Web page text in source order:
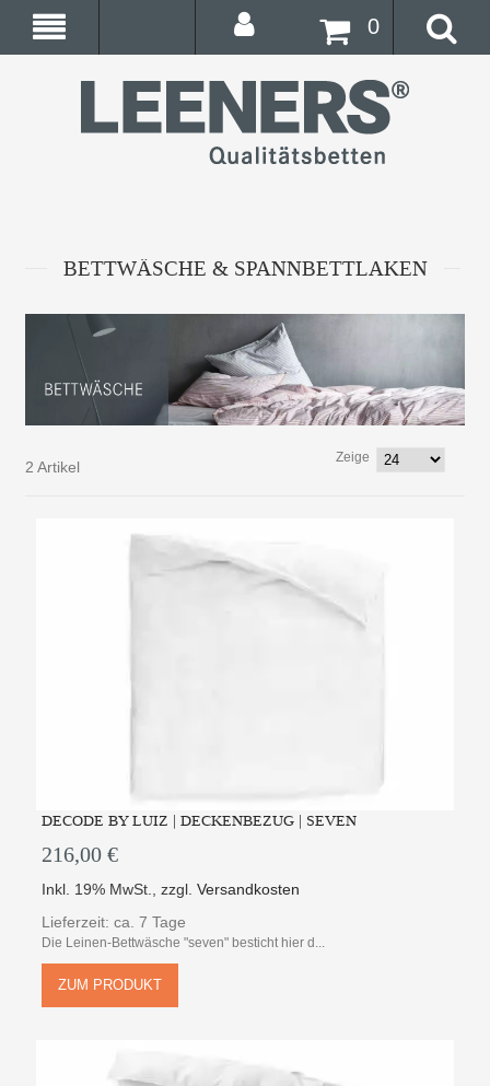
0
BETTWÄSCHE & SPANNBETTLAKEN
2 Artikel
Zeige
DECODE BY LUIZ | DECKENBEZUG | SEVEN
216,00 €
Inkl. 19% MwSt. ,zzgl.Versandkosten
Lieferzeit: ca. 7 Tage
Die Leinen-Bettwäsche "seven" besticht hier d...
ZUM PRODUKT